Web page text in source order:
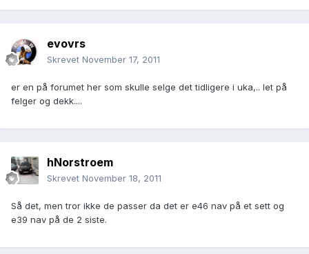
evovrs
Skrevet November 17, 2011
er en på forumet her som skulle selge det tidligere i uka,.. let på
felger og dekk....
hNorstroem
Skrevet November 18, 2011
Så det, men tror ikke de passer da det er e46 nav på et sett og
e39 nav på de 2 siste.